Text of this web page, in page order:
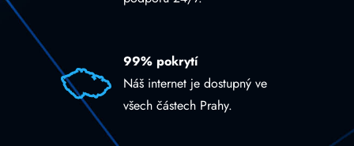
99% pokrytí
Náš internet je dostupný ve
všech částech Prahy.